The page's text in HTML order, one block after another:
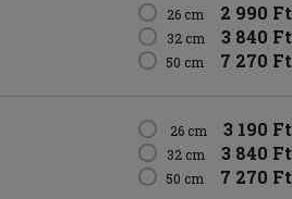
26 cm 2 990 Ft
32 cm 3 840 Ft
50 cm 7 270 Ft
26 cm 3 190 Ft
32 cm 3 840 Ft
50 cm 7 270 Ft